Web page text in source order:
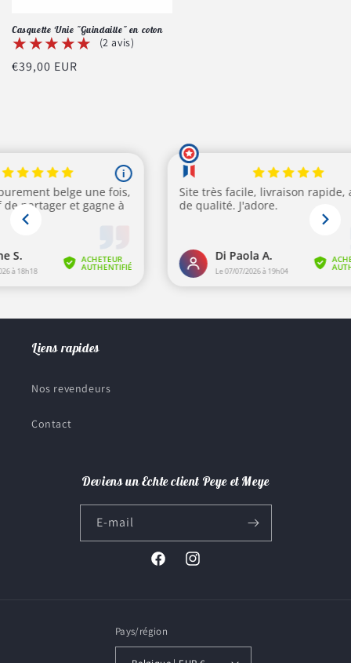
Casquette Unie "Guindaille" en coton
★★★★★
★★★★★ (2 avis)
Prix
€39,00 EUR
Liens rapides
Nos revendeurs
Contact
Deviens un Echte client Peye et Meye
E-mail
FacebookInstagram
Pays/région